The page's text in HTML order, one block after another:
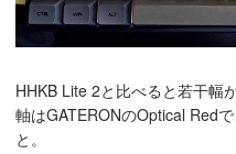
HHKB Lite 2と比べると若干幅が
軸はGATERONのOptical Red
と。